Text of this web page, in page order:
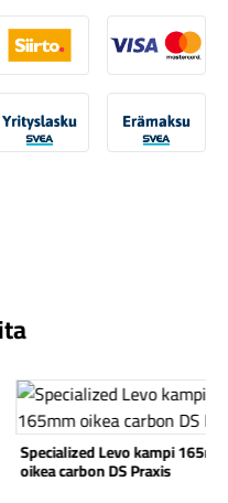
Siirto Visa &
Svea yrityslaskuSvea
Katso tuote
Specialized Levo kampi
oikea carbon DS Praxis